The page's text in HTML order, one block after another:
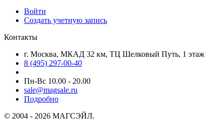
Войти
Создать учетную запись
Контакты
г. Москва, МКАД 32 км, ТЦ Шелковый Путь, 1 этаж
8 (495) 297-00-40
Пн-Вс 10.00 - 20.00
sale@magsale.ru
Подробно
© 2004 - 2026 МАГСЭЙЛ.